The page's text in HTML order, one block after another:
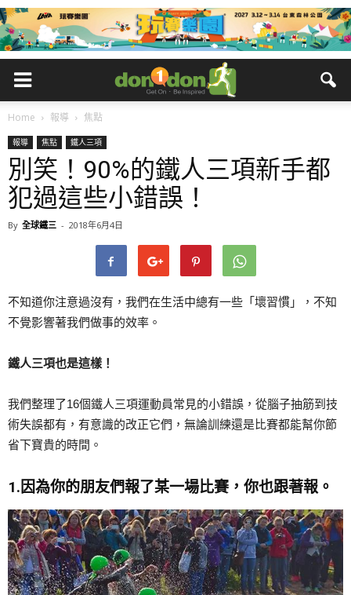
Home 報導 焦點
報導 焦點 鐵人三項
別笑！90%的鐵人三項新手都
犯過這些小錯誤！
By 全球鐵三 - 2018年6月4日
不知道你注意過沒有，我們在生活中總有一些「壞習慣」，不知
不覺影響著我們做事的效率。
鐵人三項也是這樣！
我們整理了16個鐵人三項運動員常見的小錯誤，從腦子抽筋到技
術失誤都有，有意識的改正它們，無論訓練還是比賽都能幫你節
省下寶貴的時間。
1.因為你的朋友們報了某一場比賽，你也跟著報。